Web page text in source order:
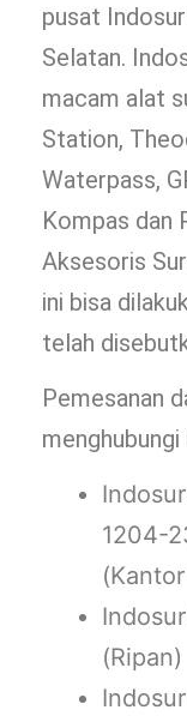
pusat
Selatan.
macam alat
Station,
Waterpass,
Kompas dan
Aksesoris
ini bisa
telah
Pemesanan
1204-
(Ripan)